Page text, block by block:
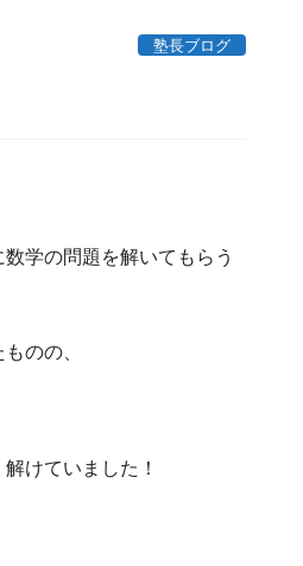
塾長ブログ
学の問題を解いてもらう
のの、
けていました！